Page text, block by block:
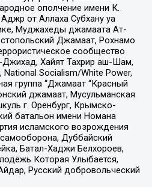
ополчение имени К.
от Аллаха Субхану уа
Муджахеды джамаата Ат-
Джамаат, Рохнамо
сообщество
Джихад, Хайят Тахрир аш-Шам,
Socialism/White Power,
группа “Джамаат “Красный
джамаат, Мусульманская
г. Оренбург, Крымско-
батальон имени Номана
исламского возрождения
Дуббайский
Батал-Хаджи Белхороев,
Которая Улыбается,
Русский добровольческий